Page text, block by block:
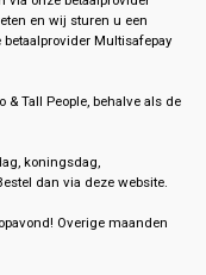
en wij sturen u een
Multisafepay
& Tall People, behalve als de
koningsdag,
dan via deze website.
Overige maanden